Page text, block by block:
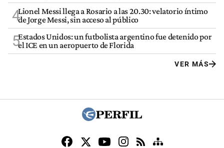
4Lionel Messi llega a Rosario a las 20.30: velatorio íntimo
de Jorge Messi, sin acceso al público
5Estados Unidos: un futbolista argentino fue detenido por
el ICE en un aeropuerto de Florida
VER MÁS